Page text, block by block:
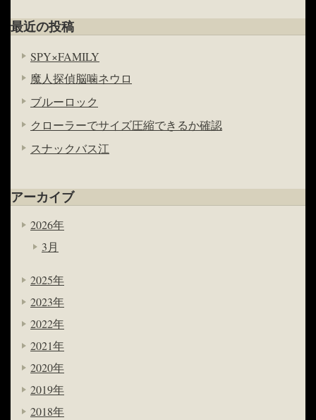
最近の投稿
SPY×FAMILY
魔人探偵脳噛ネウロ
ブルーロック
クローラーでサイズ圧縮できるか確認
スナックバス江
アーカイブ
2026年
3月
2025年
2023年
2022年
2021年
2020年
2019年
2018年